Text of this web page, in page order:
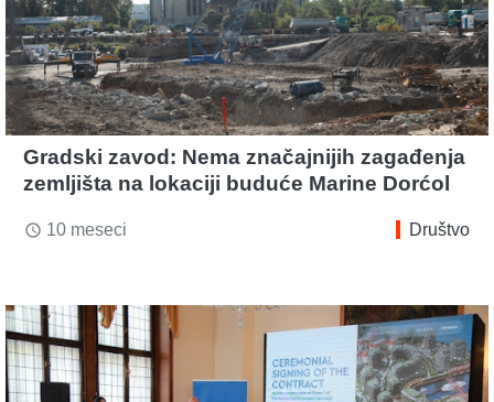
Gradski zavod: Nema značajnijih zagađenja
zemljišta na lokaciji buduće Marine Dorćol
access_time 10 meseci Društvo